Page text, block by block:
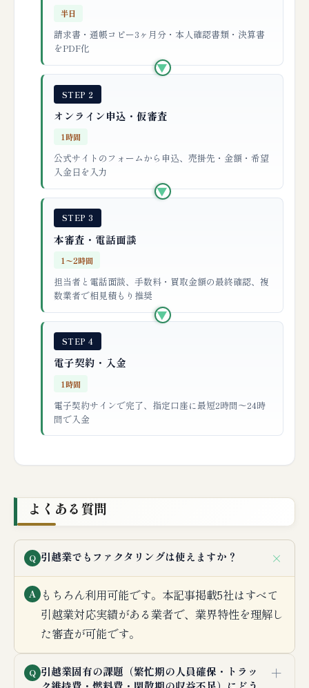
半日
請求書・通帳コピー3ヶ月分・本人確認書類・決算書
をPDF化
▶
STEP 2
オンライン申込・仮審査
1時間
公式サイトのフォームから申込、売掛先・金額・希望
入金日を入力
▶
STEP 3
本審査・電話面談
1〜2時間
担当者と電話面談、手数料・買取金額の最終確認、複
数業者で相見積もり推奨
▶
STEP 4
電子契約・入金
1時間
電子契約サインで完了、指定口座に最短2時間〜24時
間で入金
よくある質問
Q 引越業でもファクタリングは使えますか？ ＋
A もちろん利用可能です。本記事掲載5社はすべて
引越業対応実績がある業者で、業界特性を理解し
た審査が可能です。
Q 引越業固有の課題（繁忙期の人員確保・トラッ
＋